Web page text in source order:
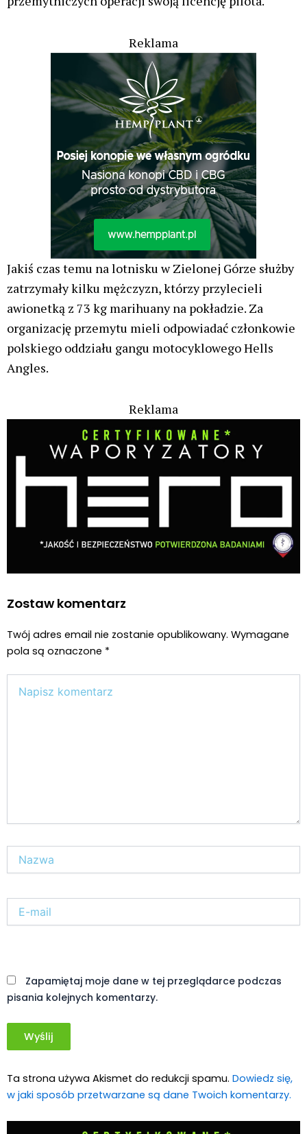
Reklama
Jakiś czas temu na lotnisku w Zielonej Górze służby
zatrzymały kilku mężczyzn, którzy przylecieli
awionetką z 73 kg marihuany na pokładzie. Za
organizację przemytu mieli odpowiadać członkowie
polskiego oddziału gangu motocyklowego Hells
Angles.
Reklama
Zostaw komentarz
Twój adres email nie zostanie opublikowany. Wymagane
pola są oznaczone *
tutaj..
Nazwa*
mail*
Zapamiętaj moje dane w tej przeglądarce podczas
pisania kolejnych komentarzy.
Ta strona używa Akismet do redukcji spamu. Dowiedz się,
w jaki sposób przetwarzane są dane Twoich komentarzy.